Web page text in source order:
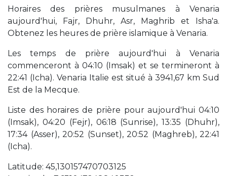
Horaires des prières musulmanes à Venaria
aujourd'hui, Fajr, Dhuhr, Asr, Maghrib et Isha'a.
Obtenez les heures de prière islamique à Venaria.
Les temps de prière aujourd'hui à Venaria
commenceront à 04:10 (Imsak) et se termineront à
22:41 (Icha). Venaria Italie est situé à 3941,67 km Sud
Est de la Mecque.
Liste des horaires de prière pour aujourd'hui 04:10
(Imsak), 04:20 (Fejr), 06:18 (Sunrise), 13:35 (Dhuhr),
17:34 (Asser), 20:52 (Sunset), 20:52 (Maghreb), 22:41
(Icha).
Latitude: 45,130157470703125